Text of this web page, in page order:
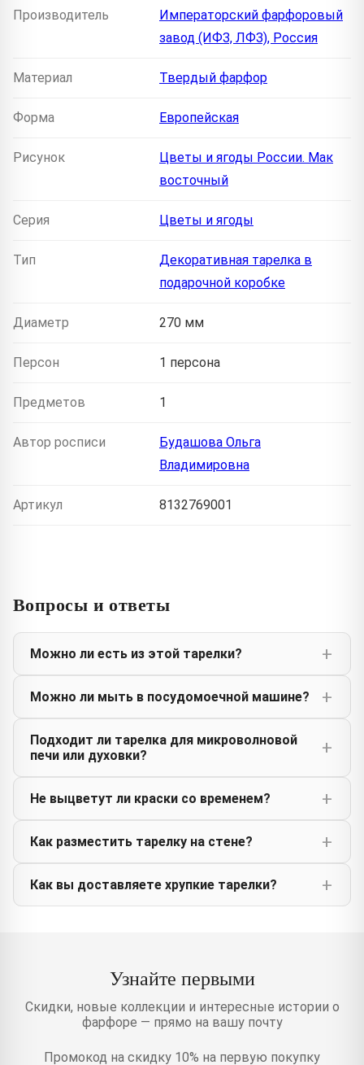
Производитель
Императорский фарфоровый
завод (ИФЗ, ЛФЗ), Россия
Материал Твердый фарфор
Форма Европейская
Рисунок
Цветы и ягоды России. Мак
восточный
Серия Цветы и ягоды
Тип
Декоративная тарелка в
подарочной коробке
Диаметр 270 мм
Персон 1 персона
Предметов 1
Автор росписи
Будашова Ольга
Владимировна
Артикул 8132769001
Вопросы и ответы
Можно ли есть из этой тарелки?
Можно ли мыть в посудомоечной машине?
Подходит ли тарелка для микроволновой
печи или духовки?
Не выцветут ли краски со временем?
Как разместить тарелку на стене?
Как вы доставляете хрупкие тарелки?
Узнайте первыми
Скидки, новые коллекции и интересные истории о
фарфоре — прямо на вашу почту
Промокод на скидку 10% на первую покупку